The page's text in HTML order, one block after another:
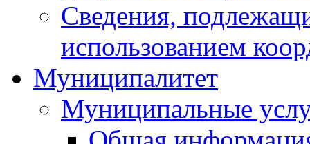
Сведения,
использованием
Муниципалитет
Муниципальные